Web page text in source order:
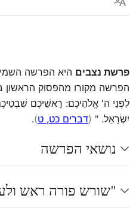
שפה
פרשת נצבים היא הפרשה
הפרשה מקורו מהפסוק הראשון
לִפְנֵי ה' אֱלֹהֵיכֶם: רָאשֵׁיכֶם
יִשְׂרָאֵל. " (דברים כט, ט)
.
נושאי הפרשה
"שורש פורה ראש